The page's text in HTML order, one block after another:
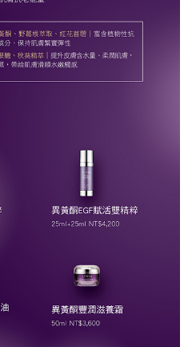
度不足之情形，本公司將視審查結果
資訊註冊。若發現惡意使用之情形，
戶之使用額度並採取法律行動。
)免運費
)免運費
)免運費